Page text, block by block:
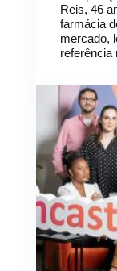
Reis, 46
farmácia
mercado,
referência